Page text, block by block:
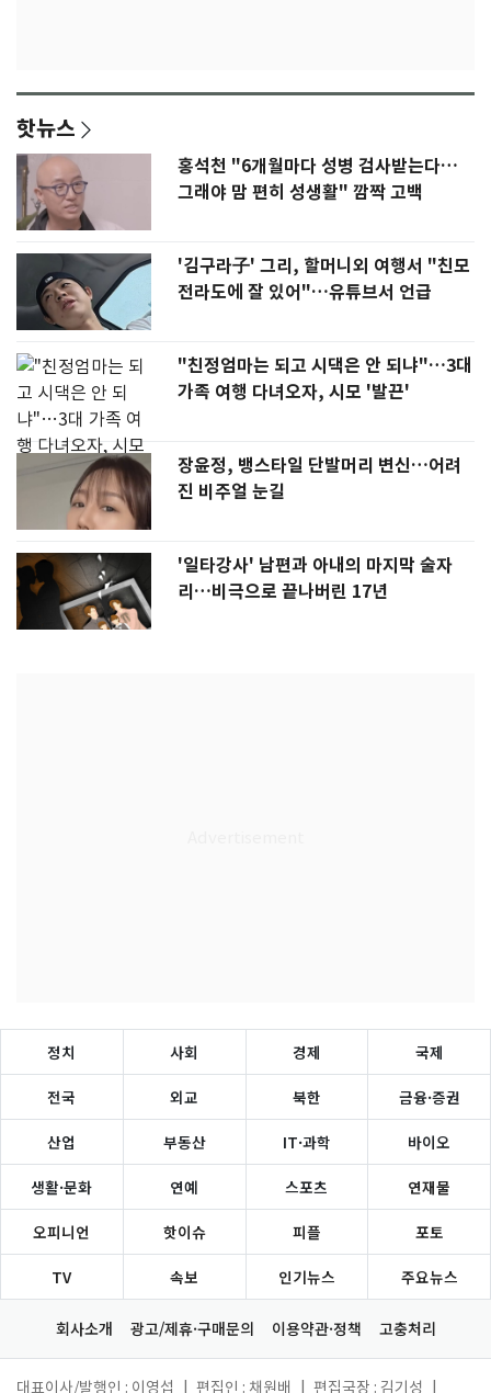
핫뉴스
홍석천 "6개월마다 성병 검사받는다…
그래야 맘 편히 성생활" 깜짝 고백
'김구라子' 그리, 할머니외 여행서 "친모
전라도에 잘 있어"…유튜브서 언급
"친정엄마는 되고 시댁은 안 되냐"…3대
가족 여행 다녀오자, 시모 '발끈'
장윤정, 뱅스타일 단발머리 변신…어려
진 비주얼 눈길
'일타강사' 남편과 아내의 마지막 술자
리…비극으로 끝나버린 17년
정치 사회 경제 국제
전국 외교 북한 금융·증권
산업 부동산 IT·과학 바이오
생활·문화 연예 스포츠 연재물
오피니언 핫이슈 피플 포토
TV 속보 인기뉴스 주요뉴스
회사소개 광고/제휴·구매문의 이용약관·정책 고충처리
대표이사/발행인 : 이영섭 편집인 : 채원배 편집국장 : 김기성